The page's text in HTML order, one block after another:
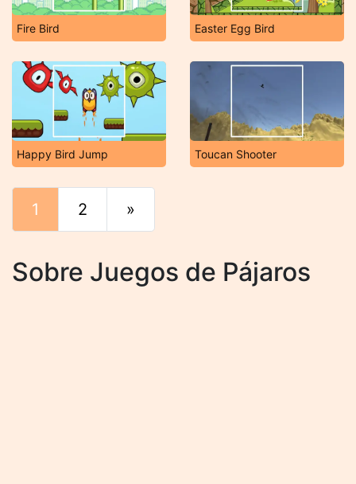
Fire Bird Easter Egg Bird
Happy Bird Jump Toucan Shooter
1 2 »
Sobre Juegos de Pájaros